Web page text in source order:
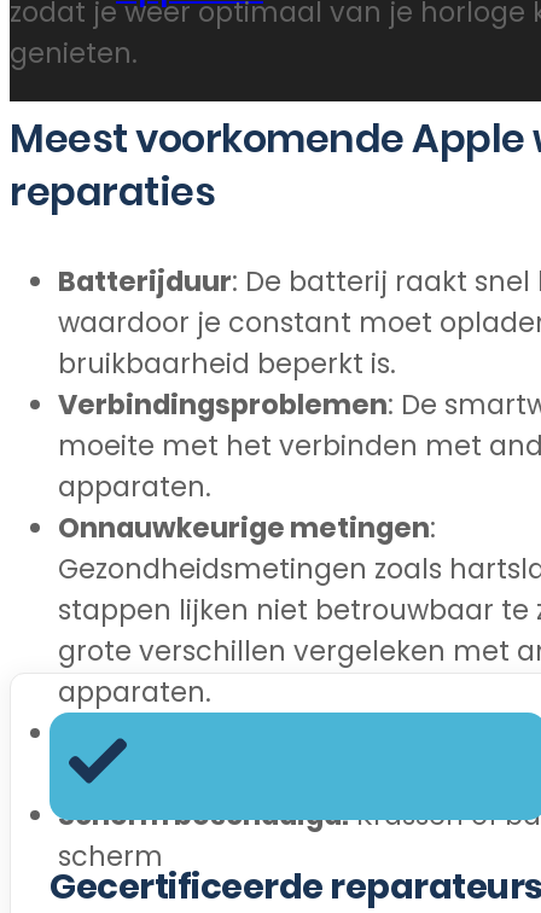
zodat je weer optimaal van je horloge
genieten.
Meest voorkomende
reparaties
Batterijduur: De batterij raakt snel
waardoor je constant moet
bruikbaarheid beperkt is.
Verbindingsproblemen: De
moeite met het verbinden met
apparaten.
Onnauwkeurige metingen:
Gezondheidsmetingen zoals
stappen lijken niet betrouwbaar te
grote verschillen vergeleken met
apparaten.
Dode pixels
zijn verschenen.
Scherm beschadigd:Krassen of
scherm
Gecertificeerde